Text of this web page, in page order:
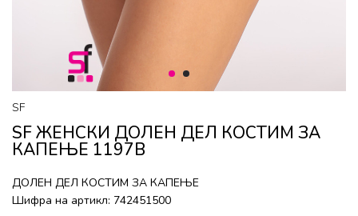
1 2
SF
SF ЖЕНСКИ ДОЛЕН ДЕЛ КОСТИМ ЗА
КАПЕЊЕ 1197B
ДОЛЕН ДЕЛ КОСТИМ ЗА КАПЕЊЕ
Шифра на артикл: 742451500